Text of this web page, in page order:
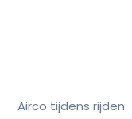
Airco tijdens rijden